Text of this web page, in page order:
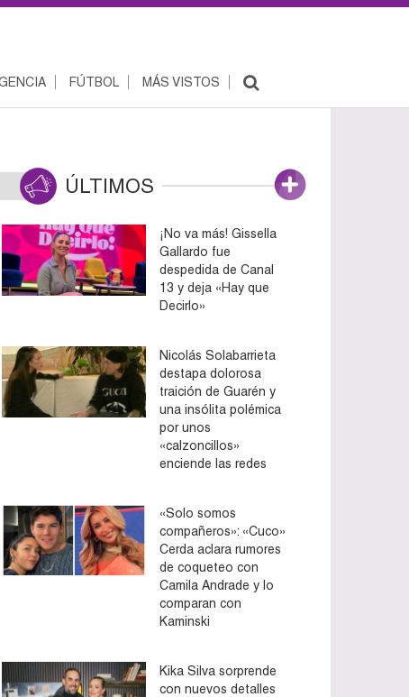
FÚTBOL MÁS VISTOS
ÚLTIMOS
¡No va más! Gissella
Gallardo fue
despedida de Canal
13 y deja «Hay que
Decirlo»
Nicolás Solabarrieta
destapa dolorosa
traición de Guarén y
una insólita polémica
por unos
«calzoncillos»
enciende las redes
«Solo somos
compañeros»: «Cuco»
Cerda aclara rumores
de coqueteo con
Camila Andrade y lo
comparan con
Kaminski
Kika Silva sorprende
con nuevos detalles